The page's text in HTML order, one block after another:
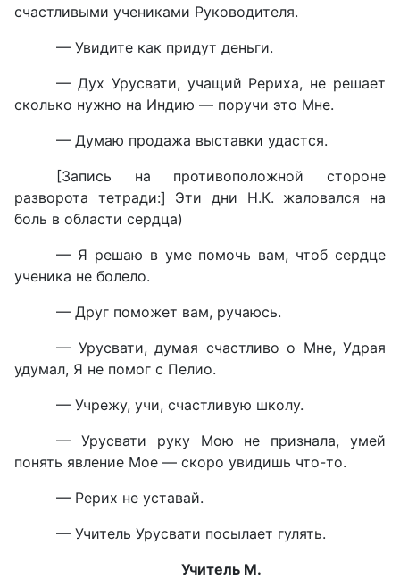
счастливыми учениками Руководителя.
— Увидите как придут деньги.
— Дух Урусвати, учащий Рериха, не решает
сколько нужно на Индию — поручи это Мне.
— Думаю продажа выставки удастся.
[Запись на противоположной стороне
разворота тетради:] Эти дни Н.К. жаловался на
боль в области сердца)
— Я решаю в уме помочь вам, чтоб сердце
ученика не болело.
— Друг поможет вам, ручаюсь.
— Урусвати, думая счастливо о Мне, Удрая
удумал, Я не помог с Пелио.
— Учрежу, учи, счастливую школу.
— Урусвати руку Мою не признала, умей
понять явление Мое — скоро увидишь что-то.
— Рерих не уставай.
— Учитель Урусвати посылает гулять.
Учитель М.